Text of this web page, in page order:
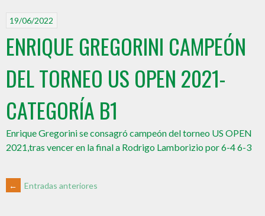
19/06/2022
ENRIQUE GREGORINI CAMPEÓN
DEL TORNEO US OPEN 2021-
CATEGORÍA B1
Enrique Gregorini se consagró campeón del torneo US OPEN
2021,tras vencer en la final a Rodrigo Lamborizio por 6-4 6-3
← Entradas anteriores